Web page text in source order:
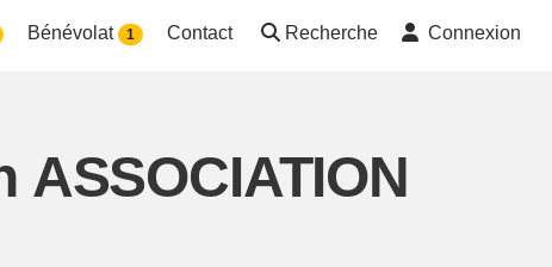
Bénévolat 1 Contact Recherche Connexion